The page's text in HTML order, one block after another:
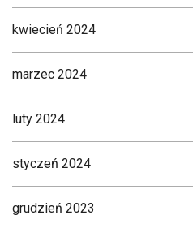
kwiecień 2024
marzec 2024
luty 2024
styczeń 2024
grudzień 2023